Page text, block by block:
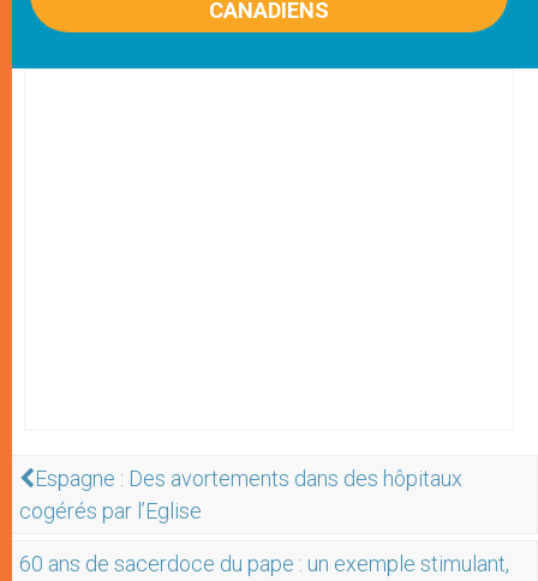
CANADIENS
Espagne : Des avortements dans des hôpitaux
cogérés par l’Eglise
60 ans de sacerdoce du pape : un exemple stimulant,